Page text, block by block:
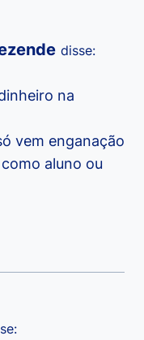
disse:
na
vem enganação
aluno ou